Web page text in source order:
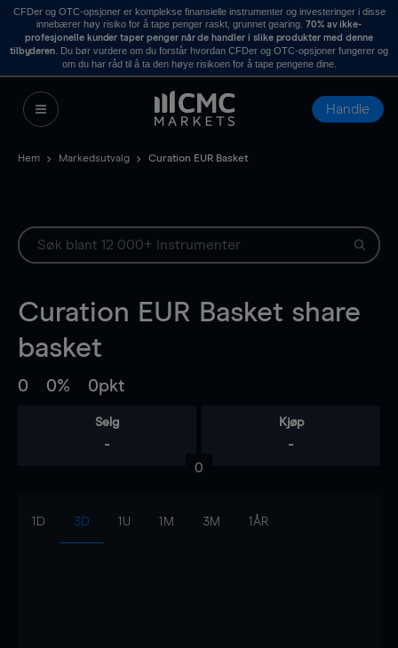
CFDer og OTC-opsjoner er komplekse finansielle instrumenter og investeringer i disse
innebærer høy risiko for å tape penger raskt, grunnet gearing. 70% av ikke-
profesjonelle kunder taper penger når de handler i slike produkter med denne
tilbyderen . Du bør vurdere om du forstår hvordan CFDer og OTC-opsjoner fungerer og
om du har råd til å ta den høye risikoen for å tape pengene dine.
Handle
Hem Markedsutvalg Curation EUR Basket
Curation EUR Basket share
basket
0 0% 0pkt
Selg
-
Kjøp
-
0
1D 3D 1U 1M 3M 1ÅR